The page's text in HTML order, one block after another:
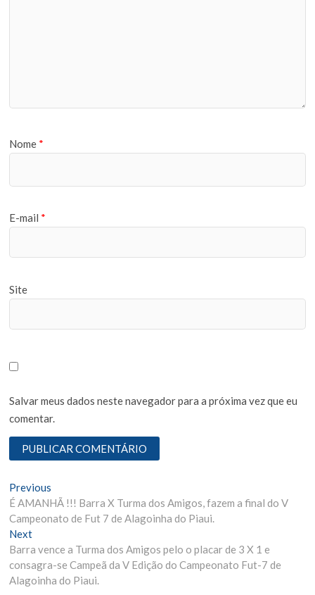
Nome *
E-mail *
Site
Salvar meus dados neste navegador para a próxima vez que eu
comentar.
N
a
v
e
g
Previous
r
e
i
o
u
É AMANHÃ !!! Barra X Turma dos Amigos, fazem a final do V
Campeonato de Fut 7 de Alagoinha do Piaui.
Next
e
x
t
Barra vence a Turma dos Amigos pelo o placar de 3 X 1 e
consagra-se Campeã da V Edição do Campeonato Fut-7 de
Alagoinha do Piaui.